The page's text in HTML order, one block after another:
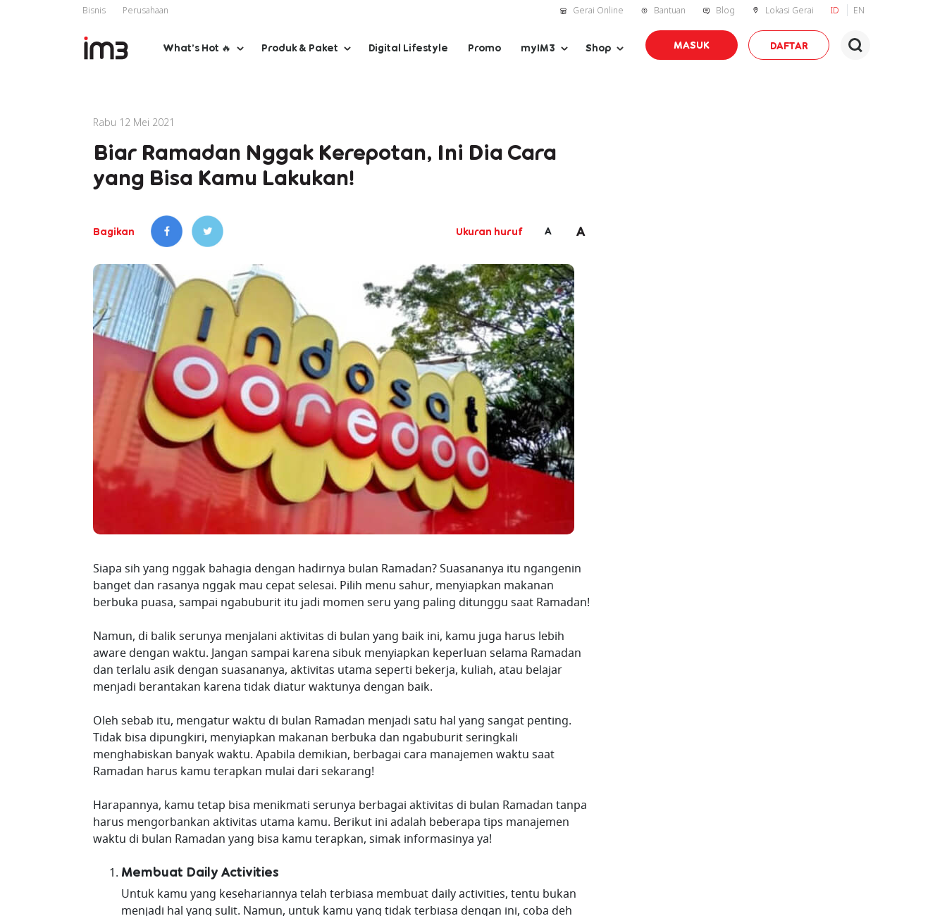
Bisnis Perusahaan Gerai Online Bantuan Blog Lokasi Gerai ID EN
What’s Hot 🔥 Produk & Paket Digital Lifestyle Promo myIM3 Shop MASUK DAFTAR
Rabu 12 Mei 2021
Biar Ramadan Nggak Kerepotan, Ini Dia Cara
yang Bisa Kamu Lakukan!
Bagikan Ukuran huruf A A
Siapa sih yang nggak bahagia dengan hadirnya bulan Ramadan? Suasananya itu ngangenin
banget dan rasanya nggak mau cepat selesai. Pilih menu sahur, menyiapkan makanan
berbuka puasa, sampai ngabuburit itu jadi momen seru yang paling ditunggu saat Ramadan!
Namun, di balik serunya menjalani aktivitas di bulan yang baik ini, kamu juga harus lebih
aware dengan waktu. Jangan sampai karena sibuk menyiapkan keperluan selama Ramadan
dan terlalu asik dengan suasananya, aktivitas utama seperti bekerja, kuliah, atau belajar
menjadi berantakan karena tidak diatur waktunya dengan baik.
Oleh sebab itu, mengatur waktu di bulan Ramadan menjadi satu hal yang sangat penting.
Tidak bisa dipungkiri, menyiapkan makanan berbuka dan ngabuburit seringkali
menghabiskan banyak waktu. Apabila demikian, berbagai cara manajemen waktu saat
Ramadan harus kamu terapkan mulai dari sekarang!
Harapannya, kamu tetap bisa menikmati serunya berbagai aktivitas di bulan Ramadan tanpa
harus mengorbankan aktivitas utama kamu. Berikut ini adalah beberapa tips manajemen
waktu di bulan Ramadan yang bisa kamu terapkan, simak informasinya ya!
Membuat Daily Activities
Untuk kamu yang kesehariannya telah terbiasa membuat daily activities, tentu bukan
menjadi hal yang sulit. Namun, untuk kamu yang tidak terbiasa dengan ini, coba deh